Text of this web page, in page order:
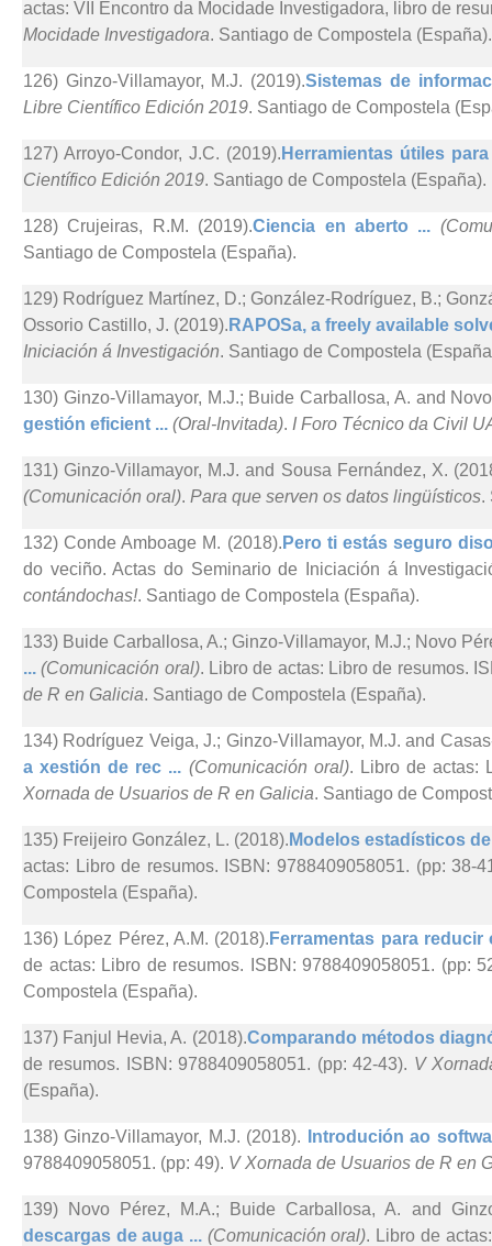
actas: VII Encontro da Mocidade Investigadora, libro de
Mocidade Investigadora. Santiago de Compostela (España).
126) Ginzo-Villamayor, M.J. (2019).Sistemas de
Libre Científico Edición 2019. Santiago de Compostela
127) Arroyo-Condor, J.C. (2019). Herramientas útiles
Científico Edición 2019. Santiago de Compostela (España).
128) Crujeiras, R.M. (2019).Ciencia en aberto ...
Santiago de Compostela (España).
129) Rodríguez Martínez, D.; González-Rodríguez, B.;
Ossorio Castillo, J. (2019). RAPOSa, a freely available
Iniciación á Investigación. Santiago de Compostela
130) Ginzo-Villamayor, M.J.; Buide Carballosa, A. and
gestión eficient ... (Oral-Invitada). I Foro Técnico da Civil
131) Ginzo-Villamayor, M.J. and Sousa Fernández, X.
(Comunicación oral). Para que serven os datos lingüísticos.
132) Conde Amboage M. (2018). Pero ti estás seguro
do veciño. Actas do Seminario de Iniciación á
contándochas!. Santiago de Compostela (España).
133) Buide Carballosa, A.; Ginzo-Villamayor, M.J.; Novo
...(Comunicación oral). Libro de actas: Libro de resumos.
de R en Galicia. Santiago de Compostela (España).
134) Rodríguez Veiga, J.; Ginzo-Villamayor, M.J. and
a xestión de rec ... (Comunicación oral). Libro de actas:
Xornada de Usuarios de R en Galicia. Santiago de
135) Freijeiro González, L. (2018). Modelos estadísticos
actas: Libro de resumos. ISBN: 9788409058051. (pp: 38-
Compostela (España).
136) López Pérez, A.M. (2018). Ferramentas para
de actas: Libro de resumos. ISBN: 9788409058051. (pp:
Compostela (España).
137) Fanjul Hevia, A. (2018).Comparando métodos
de resumos. ISBN: 9788409058051. (pp: 42-43). V
(España).
138) Ginzo-Villamayor, M.J. (2018). Introdución ao
9788409058051. (pp: 49). V Xornada de Usuarios de R en
139) Novo Pérez, M.A.; Buide Carballosa, A. and
descargas de auga ... (Comunicación oral). Libro de